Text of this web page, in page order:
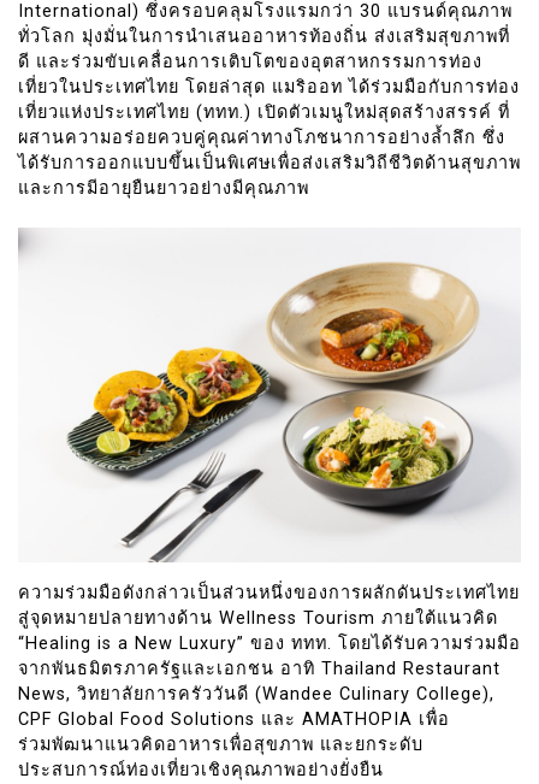
International) ซึ่งครอบคลุมโรงแรมกว่า 30 แบรนด์คุณภาพ
ทั่วโลก มุ่งมั่นในการนำเสนออาหารท้องถิ่น ส่งเสริมสุขภาพที่
ดี และร่วมขับเคลื่อนการเติบโตของอุตสาหกรรมการท่อง
เที่ยวในประเทศไทย โดยล่าสุด แมริออท ได้ร่วมมือกับการท่อง
เที่ยวแห่งประเทศไทย (ททท.) เปิดตัวเมนูใหม่สุดสร้างสรรค์ ที่
ผสานความอร่อยควบคู่คุณค่าทางโภชนาการอย่างล้ำลึก ซึ่ง
ได้รับการออกแบบขึ้นเป็นพิเศษเพื่อส่งเสริมวิถีชีวิตด้านสุขภาพ
และการมีอายุยืนยาวอย่างมีคุณภาพ
ความร่วมมือดังกล่าวเป็นส่วนหนึ่งของการผลักดันประเทศไทย
สู่จุดหมายปลายทางด้าน Wellness Tourism ภายใต้แนวคิด
“Healing is a New Luxury” ของ ททท. โดยได้รับความร่วมมือ
จากพันธมิตรภาครัฐและเอกชน อาทิ Thailand Restaurant
News, วิทยาลัยการครัววันดี (Wandee Culinary College),
CPF Global Food Solutions และ AMATHOPIA เพื่อ
ร่วมพัฒนาแนวคิดอาหารเพื่อสุขภาพ และยกระดับ
ประสบการณ์ท่องเที่ยวเชิงคุณภาพอย่างยั่งยืน